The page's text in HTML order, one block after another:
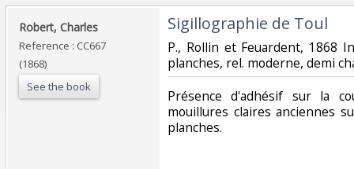
‎Robert, Charles ‎
Reference : CC667
(1868)
See the book
‎Sigillographie de Toul ‎
‎P., Rollin et Feuardent, 1868
planches, rel. moderne, demi
‎Présence d'adhésif sur la
mouillures claires anciennes
planches. ‎